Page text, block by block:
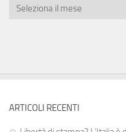
ARTICOLI RECENTI